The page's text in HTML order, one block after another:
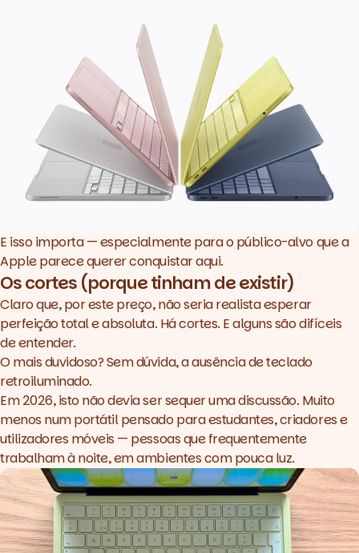
E isso importa — especialmente para o público-alvo que a
Apple parece querer conquistar aqui.
Os cortes (porque tinham de existir)
Claro que, por este preço, não seria realista esperar
perfeição total e absoluta. Há cortes. E alguns são difíceis
de entender.
O mais duvidoso? Sem dúvida, a ausência de teclado
retroiluminado.
Em 2026, isto não devia ser sequer uma discussão. Muito
menos num portátil pensado para estudantes, criadores e
utilizadores móveis — pessoas que frequentemente
trabalham à noite, em ambientes com pouca luz.